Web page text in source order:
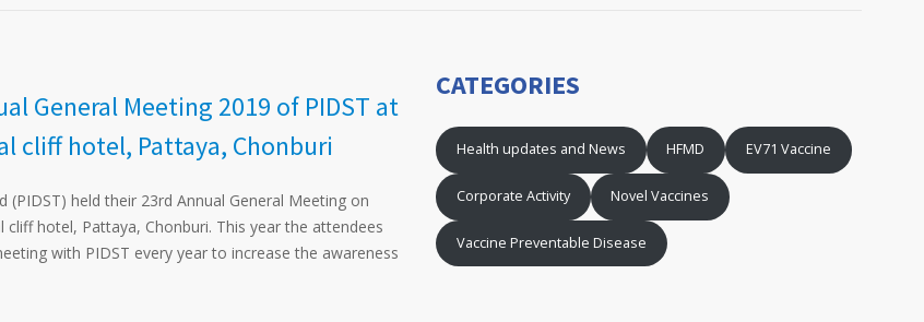
General Meeting 2019 of PIDST at
cliff hotel, Pattaya, Chonburi
(PIDST) held their 23rd Annual General Meeting on
cliff hotel, Pattaya, Chonburi. This year the attendees
with PIDST every year to increase the awareness
CATEGORIES
Health updates and News HFMD EV71 Vaccine
Corporate Activity Novel Vaccines
Vaccine Preventable Disease